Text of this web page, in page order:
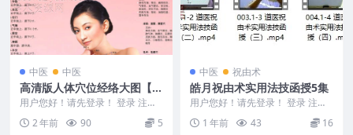
中医 中医
高清版人体穴位经络大图【最
全珍藏版】-.pdf
用户您好！请先登录！ 登录 注册
高清版人体穴位经络大图【最全珍
藏版】-.pdf...
2 年前 90 5
中医 祝由术
皓月祝由术实用法技函授5集
用户您好！请先登录！ 登录 注册
皓月祝由术实用法技函授5集 2507
66 00...
1 年前 43 16